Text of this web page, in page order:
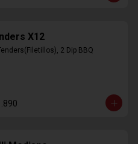
X12
2 Dip BBQ